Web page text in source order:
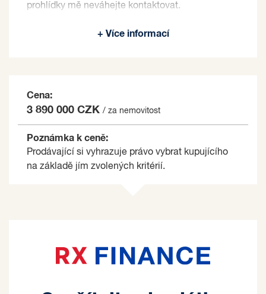
prohlídky mě neváhejte kontaktovat.
na základě jím zvolených kritérií.
+ Více informací
Cena:
3 890 000 CZK / za nemovitost
Poznámka k ceně:
Prodávající si vyhrazuje právo vybrat kupujícího
na základě jím zvolených kritérií.